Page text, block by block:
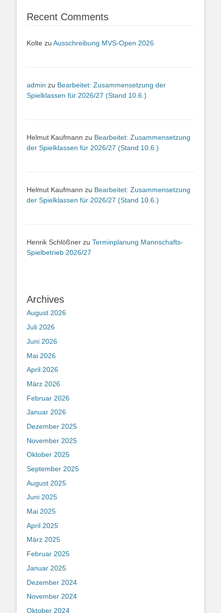
Recent Comments
Kolte zu Ausschreibung MVS-Open 2026
admin zu Bearbeitet: Zusammensetzung der
Spielklassen für 2026/27 (Stand 10.6.)
Helmut Kaufmann zu Bearbeitet: Zusammensetzung
der Spielklassen für 2026/27 (Stand 10.6.)
Helmut Kaufmann zu Bearbeitet: Zusammensetzung
der Spielklassen für 2026/27 (Stand 10.6.)
Henrik Schlößner zu Terminplanung Mannschafts-
Spielbetrieb 2026/27
Archives
August 2026
Juli 2026
Juni 2026
Mai 2026
April 2026
März 2026
Februar 2026
Januar 2026
Dezember 2025
November 2025
Oktober 2025
September 2025
August 2025
Juni 2025
Mai 2025
April 2025
März 2025
Februar 2025
Januar 2025
Dezember 2024
November 2024
Oktober 2024